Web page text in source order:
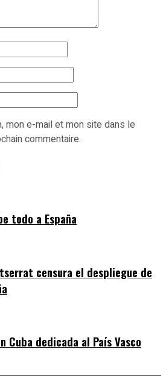
mon e-mail et mon site dans le
commentaire.
todo a España
censura el despliegue de
Cuba dedicada al País Vasco